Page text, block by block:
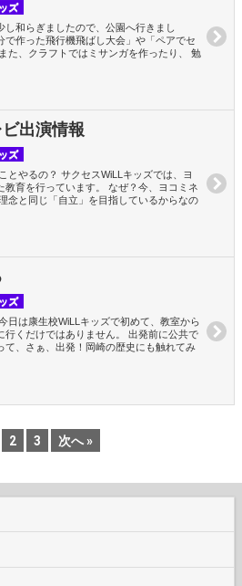
ズ
和らぎましたので、公園へ行きまし
飛行機飛ばし大会」や「ペアでセ
た、クラフトではミサンガを作ったり、 勉
出演情報
ズ
とやるの？ サクセスWiLLキッズでは、ヨ
教育を行っています。 なぜ？今、ヨコミネ
念と同じ「自立」を目指しているからなの
ズ
日は康生校WiLLキッズで初めて、教室から
行くだけではありません。 出発前に公共で
て、さぁ、出発！岡崎の歴史にも触れてみ
2 3 次へ »